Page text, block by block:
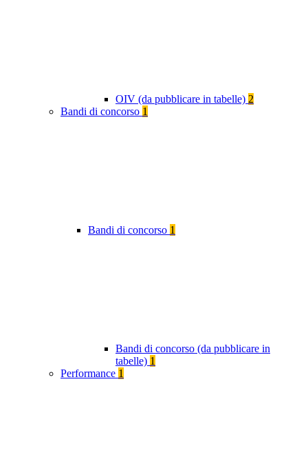
OIV (da pubblicare in tabelle) 2
Bandi di concorso 1
Bandi di concorso 1
Bandi di concorso (da pubblicare in
tabelle) 1
Performance 1